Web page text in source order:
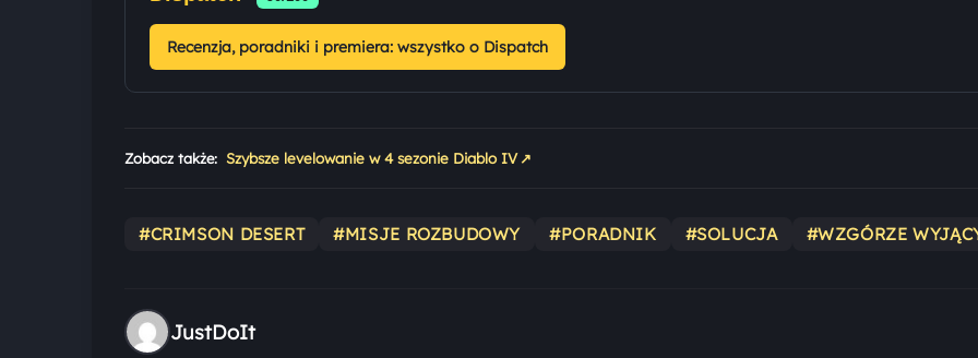
Recenzja, poradniki i premiera: wszystko o Dispatch
Zobacz także: Szybsze levelowanie w 4 sezonie Diablo IV ↗
#CRIMSON DESERT #MISJE ROZBUDOWY #PORADNIK #SOLUCJA #WZGÓRZE
JustDoIt